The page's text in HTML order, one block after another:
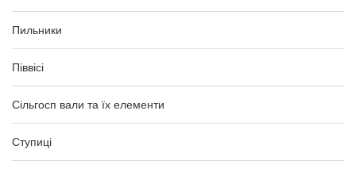
Пильники
Піввісі
Сільгосп вали та їх елементи
Ступиці